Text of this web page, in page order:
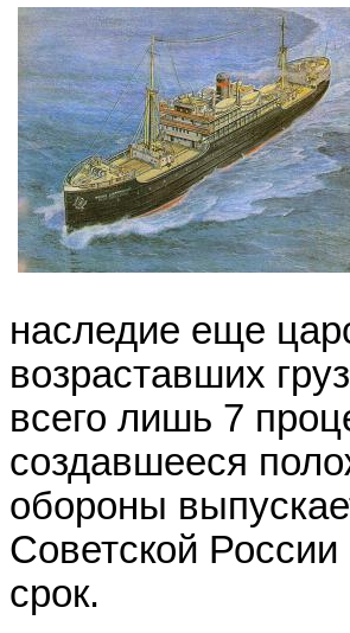
наследие еще
возраставших
всего лишь 7
создавшееся
обороны
Советской
срок.